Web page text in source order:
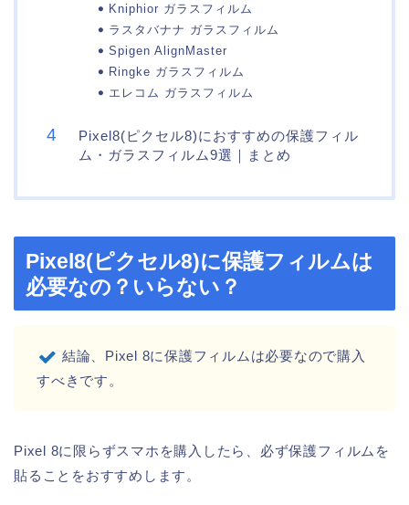
Kniphior ガラスフィルム
ラスタバナナ ガラスフィルム
Spigen AlignMaster
Ringke ガラスフィルム
エレコム ガラスフィルム
Pixel8(ピクセル8)におすすめの保護フィル
ム・ガラスフィルム9選｜まとめ
Pixel8(ピクセル8)に保護フィルムは
必要なの？いらない？
結論、Pixel 8に保護フィルムは必要なので購入
すべきです。
Pixel 8に限らずスマホを購入したら、必ず保護フィルムを
貼ることをおすすめします。